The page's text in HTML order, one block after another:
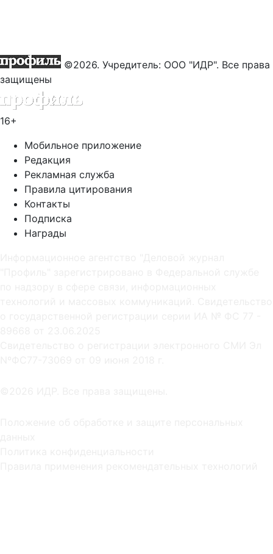
©2026. Учредитель: ООО "ИДР". Все права
защищены
16+
Мобильное приложение
Редакция
Рекламная служба
Правила цитирования
Контакты
Подписка
Награды